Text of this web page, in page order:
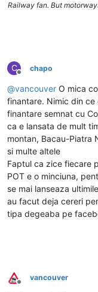
Railway fan. But
C
Deconectat
chapo
@vancouver O mica
finantare. Nimic din
finantare semnat cu
ca e lansata de mult
montan, Bacau-Piatra
si multe altele
Faptul ca zice fiecare
POT e o minciuna,
se mai lanseaza
au facut deja cereri
tipa degeaba pe
Deconectat
vancouver